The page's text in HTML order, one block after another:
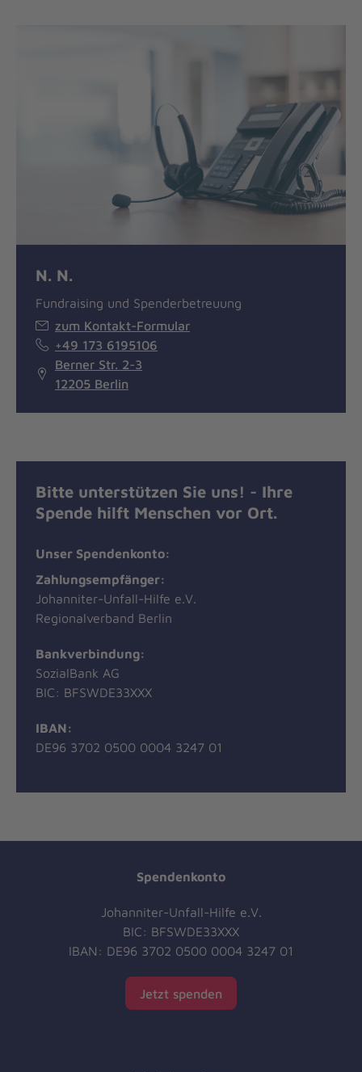
N. N.
Fundraising und Spenderbetreuung
zum Kontakt-Formular
+49 173 6195106
Berner Str. 2-3
12205 Berlin
Bitte unterstützen Sie uns! - Ihre
Spende hilft Menschen vor Ort.
Unser Spendenkonto:
Zahlungsempfänger:
Johanniter-Unfall-Hilfe e.V.
Regionalverband Berlin
Bankverbindung:
SozialBank AG
BIC: BFSWDE33XXX
IBAN:
DE96 3702 0500 0004 3247 01
Spendenkonto
Johanniter-Unfall-Hilfe e.V.
BIC: BFSWDE33XXX
IBAN: DE96 3702 0500 0004 3247 01
Jetzt spenden